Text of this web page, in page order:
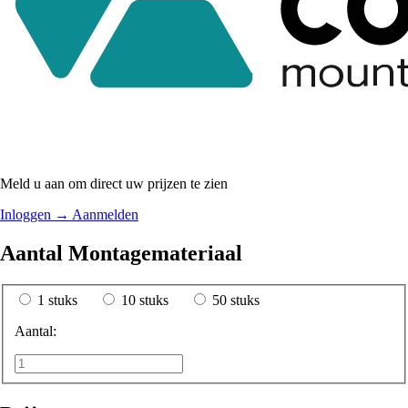
Meld u aan om direct uw prijzen te zien
Inloggen → Aanmelden
Aantal Montagemateriaal
1 stuks 10 stuks
50 stuks
Aantal: